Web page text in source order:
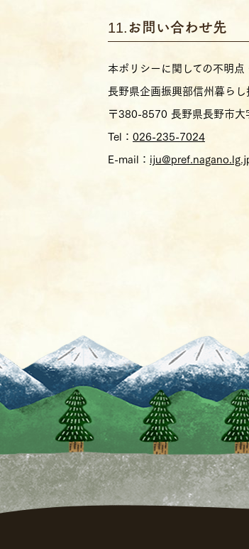
お問い合わせ先
本ポリシーに関しての不明点
長野県企画振興部信州暮ら
〒380-8570 長野県長野市
Tel： 026-235-7024
E-mail：